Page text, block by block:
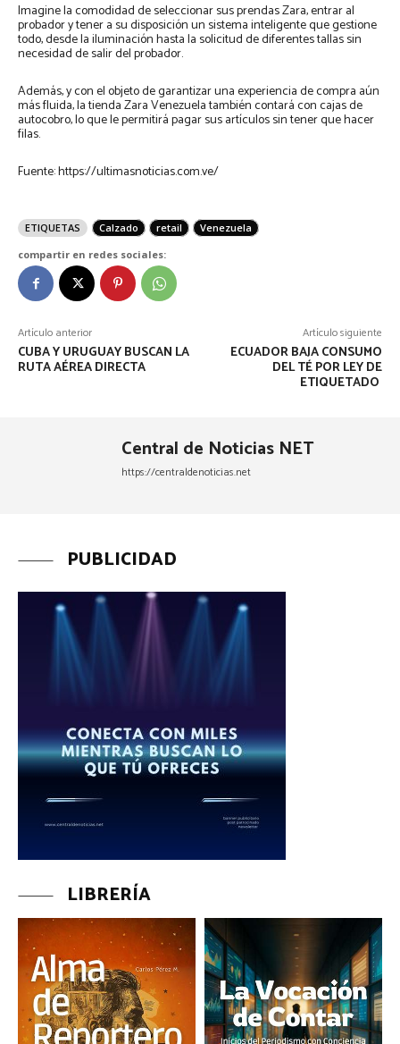
Imagine la comodidad de seleccionar sus prendas Zara, entrar al
probador y tener a su disposición un sistema inteligente que gestione
todo, desde la iluminación hasta la solicitud de diferentes tallas sin
necesidad de salir del probador.
Además, y con el objeto de garantizar una experiencia de compra aún
más fluida, la tienda Zara Venezuela también contará con cajas de
autocobro, lo que le permitirá pagar sus artículos sin tener que hacer
filas.
Fuente: https://ultimasnoticias.com.ve/
ETIQUETAS Calzado retail
Venezuela
compartir en redes sociales:
Artículo anterior
CUBA Y URUGUAY BUSCAN LA
RUTA AÉREA DIRECTA
Artículo siguiente
ECUADOR BAJA CONSUMO
DEL TÉ POR LEY DE
ETIQUETADO
Central de Noticias NET
https://centraldenoticias.net
PUBLICIDAD
LIBRERÍA